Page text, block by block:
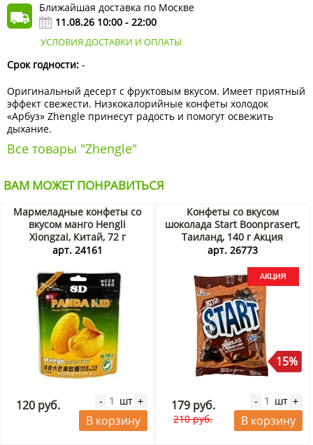
Ближайшая доставка по Москве
11.08.26 10:00 - 22:00
УСЛОВИЯ ДОСТАВКИ И ОПЛАТЫ
Срок годности: -
Оригинальный десерт с фруктовым вкусом. Имеет приятный
эффект свежести. Низкокалорийные конфеты холодок
«Арбуз» Zhengle принесут радость и помогут освежить
дыхание.
Все товары "Zhengle"
ВАМ МОЖЕТ ПОНРАВИТЬСЯ
Мармеладные конфеты со
вкусом манго Hengli
Xiongzai, Китай, 72 г
арт. 24161
120 руб. - шт +
В корзину
Конфеты со вкусом
шоколада Start Boonprasert,
Таиланд, 140 г Акция
арт. 26773
15%
179 руб.
210 руб.
- шт +
В корзину